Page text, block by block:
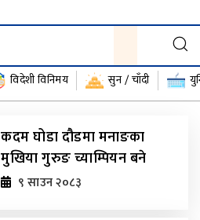
विदेशी विनिमय सुन / चाँदी
कदम घोडा दौडमा मनाङका
मुखिया गुरुङ च्याम्पियन बने
९ साउन २०८३